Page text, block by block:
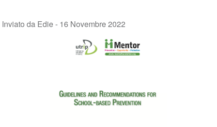
Inviato da Edie - 16 Novembre 2022